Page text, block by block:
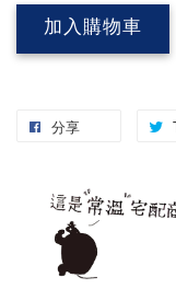
加入購物車
分享